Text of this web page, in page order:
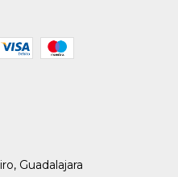
Guadalajara